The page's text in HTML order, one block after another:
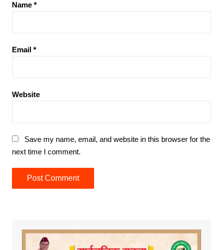
Name *
Email *
Website
Save my name, email, and website in this browser for the
next time I comment.